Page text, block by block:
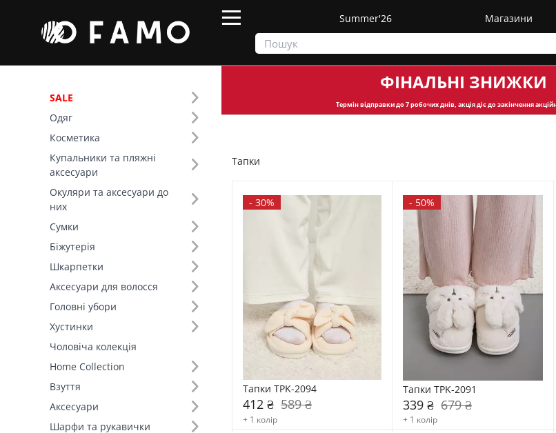
Summer'26 Магазини
SALE
Одяг
Косметика
Купальники та пляжні
аксесуари
Окуляри та аксесуари до
них
Сумки
Біжутерія
Шкарпетки
Аксесуари для волосся
Головні убори
Хустинки
Чоловіча колекція
Home Collection
Взуття
Аксесуари
Шарфи та рукавички
ФІНАЛЬНІ ЗНИЖКИ
Термін відправкидо 7 робочих днів, акція діє до закінчення
Фільтр
Ціна
SALE
Основний колір (6)
Тип взуття (2)
Тапки
- 30%
Тапки TPK-2094
412 ₴ 589 ₴
+ 1 колір
- 50%
Тапки TPK-2091
339 ₴ 679 ₴
+ 1 колір